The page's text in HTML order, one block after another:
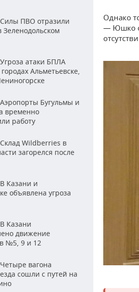
Силы ПВО отразили
Зеленодольском
Угроза атаки БПЛА
Альметьевске,
Аэропорты Бугульмы и
временно
работу
Склад Wildberries в
загорелся после
Казани и
объявлена угроза
В Казани
движение
№5, 9 и 12
вагона
сошли с путей на
Однако
— Юшко